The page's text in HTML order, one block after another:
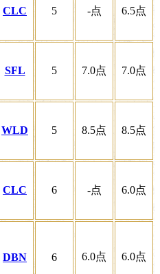
CLC 5 -点 6.5点
SFL 5 7.0点 7.0点
WLD 5 8.5点 8.5点
CLC 6 -点 6.0点
DBN 6 6.0点 6.0点